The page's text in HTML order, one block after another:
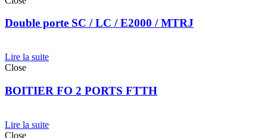
Double porte SC / LC / E2000 / MTRJ
Lire la suite
Close
BOITIER FO 2 PORTS FTTH
Lire la suite
Close